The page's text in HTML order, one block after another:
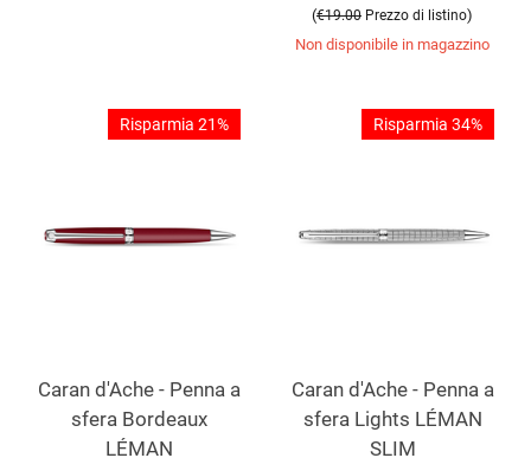
(€19.00 Prezzo di listino)
Non disponibile in magazzino
Risparmia 21%
Caran d'Ache - Penna a
sfera Bordeaux
LÉMAN
Risparmia 34%
Caran d'Ache - Penna a
sfera Lights LÉMAN
SLIM